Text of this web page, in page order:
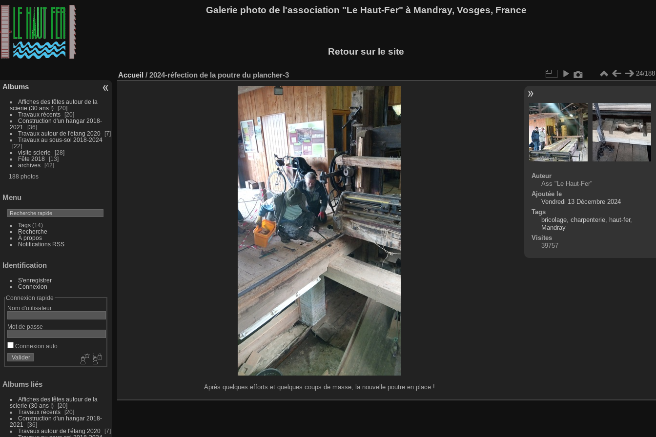
Galerie photo de l'association "Le Haut-Fer" à Mandray, Vosges, France
Retour sur le site
Albums
Affiches des fêtes autour de la
scierie (30 ans !)
20
Travaux récents
20
Construction d'un hangar 2018-
2021
36
Travaux autour de l'étang 2020
7
Travaux au sous-sol 2018-2024
22
visite scierie
28
Fête 2018
13
archives
42
188 photos
Menu
Tags(14)
Recherche
À propos
Notifications RSS
Identification
S'enregistrer
Connexion
Connexion rapide
Nom d'utilisateur
Mot de passe
Connexion auto
Albums liés
Affiches des fêtes autour de la
scierie (30 ans !)
20
Travaux récents
20
Construction d'un hangar 2018-
2021
36
Travaux autour de l'étang 2020
7
Accueil / 2024-réfection de la poutre du plancher-3 24/188
Après quelques efforts et quelques coups de masse, la nouvelle poutre en place !
Auteur
Ass "Le Haut-Fer"
Ajoutée le
Vendredi 13 Décembre 2024
Tags
bricolage, charpenterie, haut-fer,
Mandray
Visites
39757